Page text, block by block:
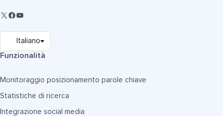
Funzionalità
Monitoraggio posizionamento parole chiave
Statistiche di ricerca
Integrazione social media